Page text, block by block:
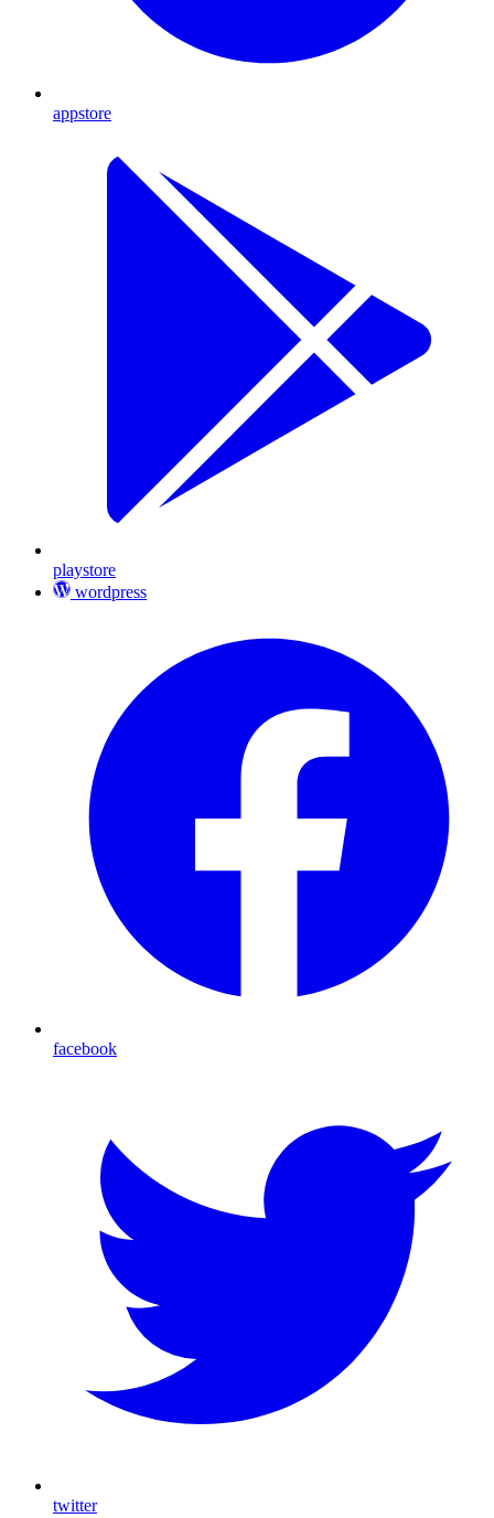
appstore
playstore
wordpress
facebook
twitter